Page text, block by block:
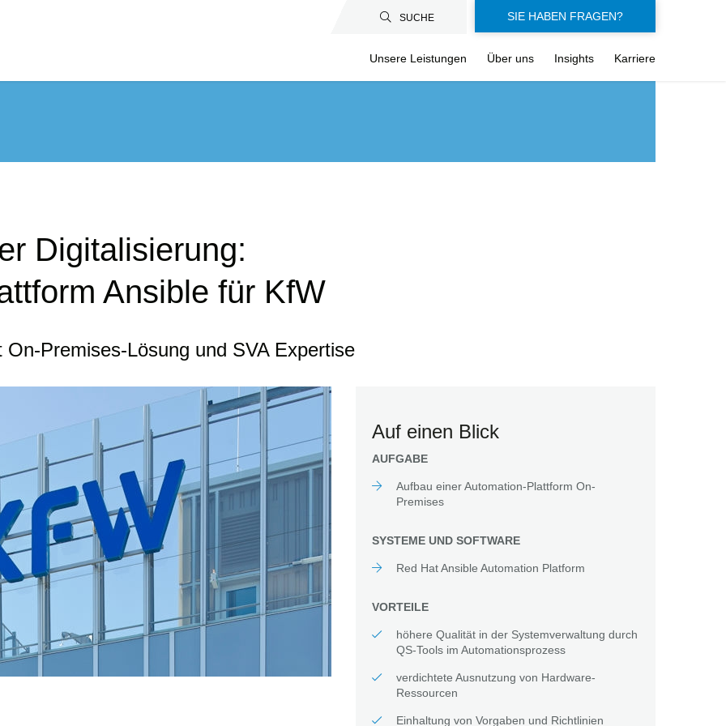
SUCHE SIE HABEN FRAGEN?
Unsere Leistungen Über uns Insights Karriere
Digitalisierung:
Ansible für KfW
Premises-Lösung und SVA Expertise
Auf einen Blick
AUFGABE
Aufbau einer Automation-Plattform On-
Premises
SYSTEME UND SOFTWARE
Red Hat Ansible Automation Platform
VORTEILE
höhere Qualität in der Systemverwaltung durch
QS-Tools im Automationsprozess
verdichtete Ausnutzung von Hardware-
Ressourcen
Einhaltung von Vorgaben und Richtlinien